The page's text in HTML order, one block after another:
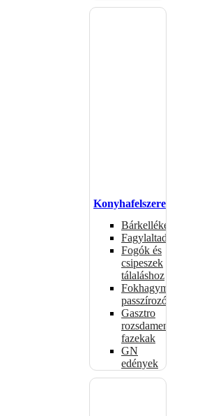
Konyhafelszerelés
Bárkellékek
Fagylaltadagolók
Fogók és
csipeszek
tálaláshoz
Fokhagymaprések,
passzírozók
Gasztro
rozsdamentes
fazekak
GN
edények